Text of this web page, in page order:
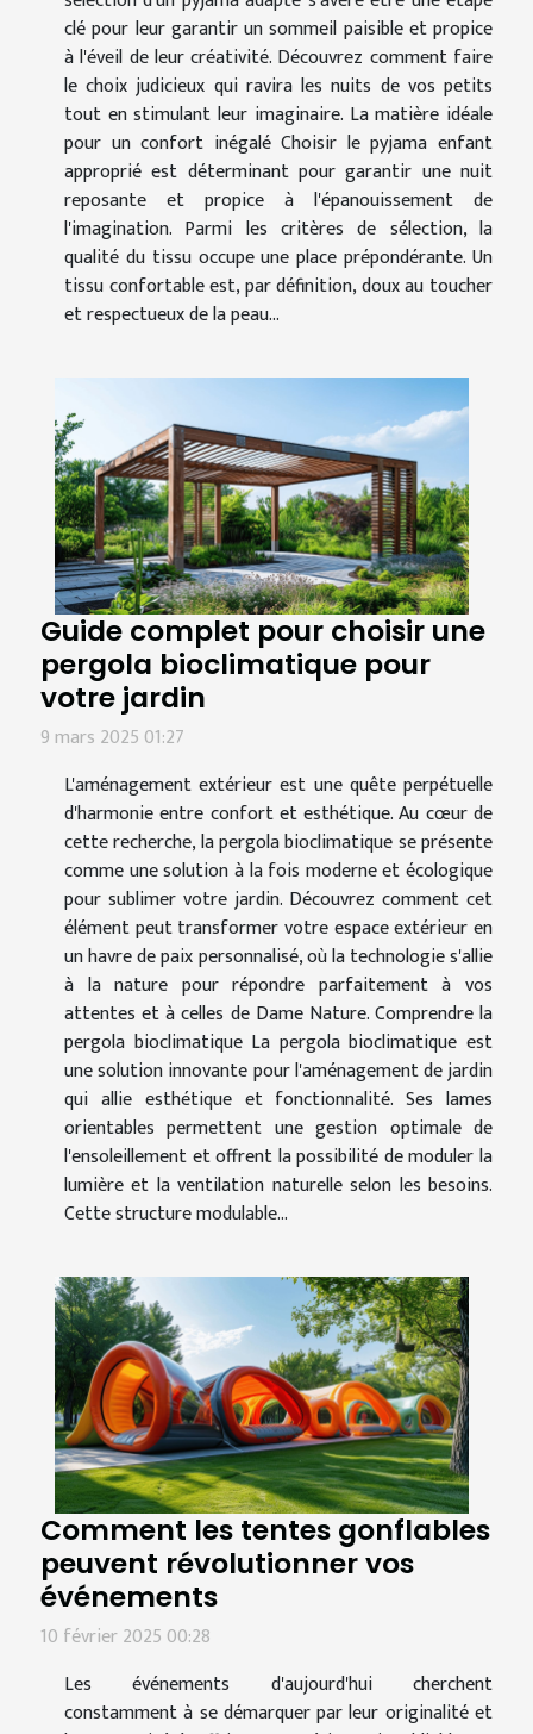
clé pour leur garantir un sommeil paisible et propice
à l'éveil de leur créativité. Découvrez comment faire
le choix judicieux qui ravira les nuits de vos petits
tout en stimulant leur imaginaire. La matière idéale
pour un confort inégalé Choisir le pyjama enfant
approprié est déterminant pour garantir une nuit
reposante et propice à l'épanouissement de
l'imagination. Parmi les critères de sélection, la
qualité du tissu occupe une place prépondérante. Un
tissu confortable est, par définition, doux au toucher
et respectueux de la peau...
Guide complet pour choisir une
pergola bioclimatique pour
votre jardin
9 mars 2025 01:27
L'aménagement extérieur est une quête perpétuelle
d'harmonie entre confort et esthétique. Au cœur de
cette recherche, la pergola bioclimatique se présente
comme une solution à la fois moderne et écologique
pour sublimer votre jardin. Découvrez comment cet
élément peut transformer votre espace extérieur en
un havre de paix personnalisé, où la technologie s'allie
à la nature pour répondre parfaitement à vos
attentes et à celles de Dame Nature. Comprendre la
pergola bioclimatique La pergola bioclimatique est
une solution innovante pour l'aménagement de jardin
qui allie esthétique et fonctionnalité. Ses lames
orientables permettent une gestion optimale de
l'ensoleillement et offrent la possibilité de moduler la
lumière et la ventilation naturelle selon les besoins.
Cette structure modulable...
Comment les tentes gonflables
peuvent révolutionner vos
événements
10 février 2025 00:28
Les événements d'aujourd'hui cherchent
constamment à se démarquer par leur originalité et